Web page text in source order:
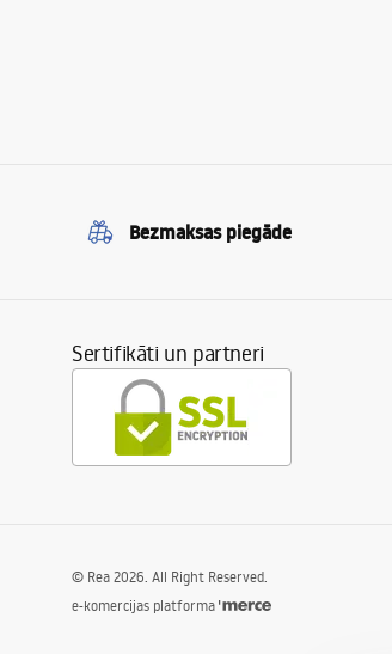
Bezmaksas piegāde
Sertifikāti un partneri
© Rea 2026. All Right Reserved.
e-komercijas platforma